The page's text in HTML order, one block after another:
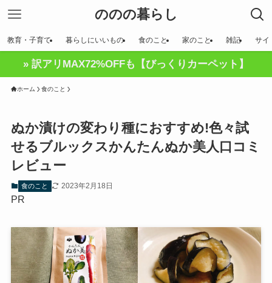
ののの暮らし
教育・子育て 暮らしにいいもの 食のこと 家のこと 雑記 サイ
» 訳アリMAX72%OFFも【びっくりカーペット】
ホーム 食のこと
ぬか漬けの変わり種におすすめ!色々試
せるブルックスかんたんぬか美人口コミ
レビュー
食のこと 2023年2月18日
PR